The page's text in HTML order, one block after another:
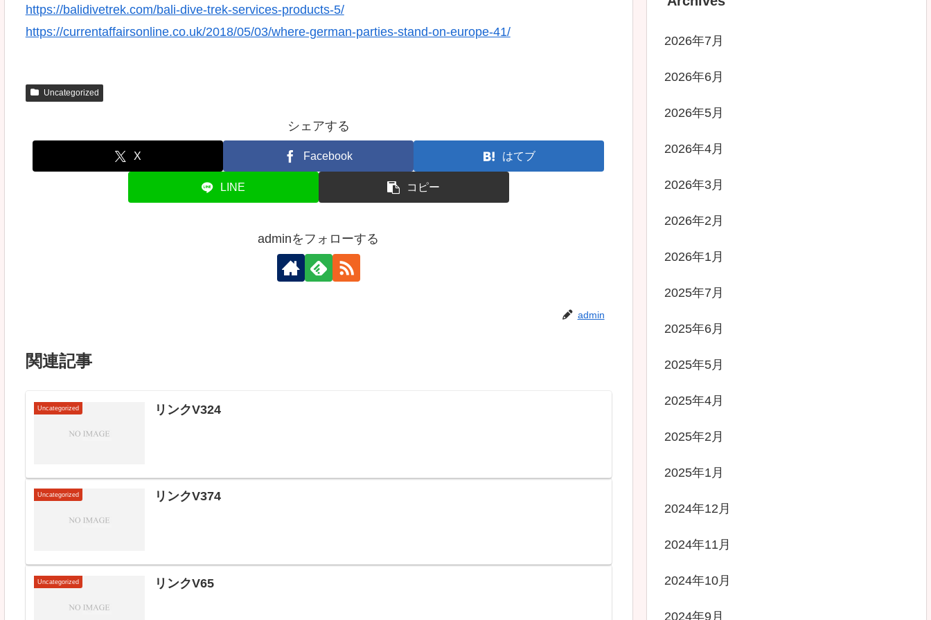
https://balidivetrek.com/bali-dive-trek-services-products-5/
https://currentaffairsonline.co.uk/2018/05/03/where-german-parties-stand-on-europe-41/
Uncategorized
シェアする
X Facebook はてブ
LINE コピー
adminをフォローする
admin
関連記事
Uncategorized リンクV324
Uncategorized リンクV374
Uncategorized リンクV65
2026年7月
2026年6月
2026年5月
2026年4月
2026年3月
2026年2月
2026年1月
2025年7月
2025年6月
2025年5月
2025年4月
2025年2月
2025年1月
2024年12月
2024年11月
2024年10月
2024年9月